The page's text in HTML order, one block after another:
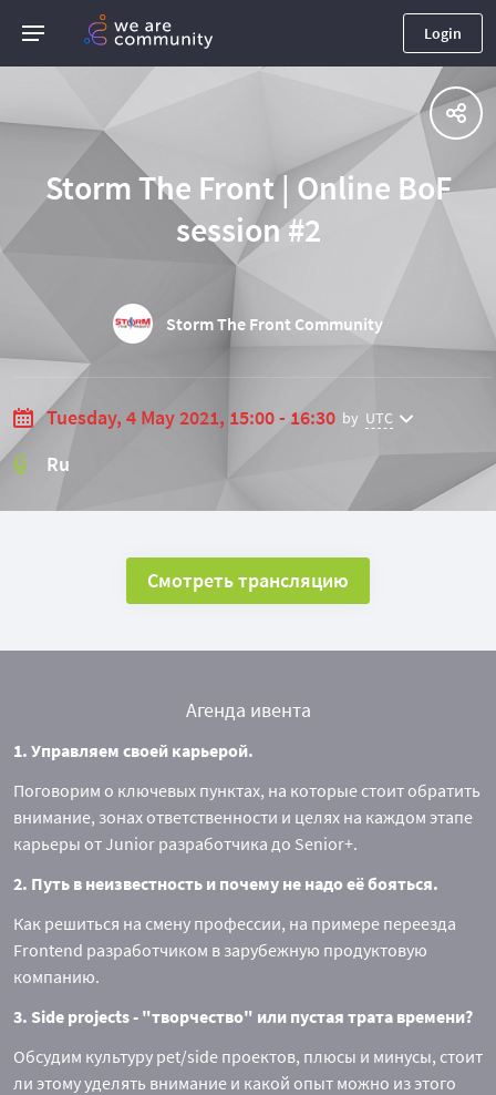
Login
Storm The Front | Online BoF
session #2
Storm The Front Community
Tuesday, 4 May 2021, 15:00 - 16:30 by UTC
Ru
Смотреть трансляцию
Агенда ивента
1. Управляем своей карьерой.
Поговорим о ключевых пунктах, на которые стоит обратить
внимание, зонах ответственности и целях на каждом этапе
карьеры от Junior разработчика до Senior+.
2. Путь в неизвестность и почему не надо её бояться.
Как решиться на смену профессии, на примере переезда
Frontend разработчиком в зарубежную продуктовую
компанию.
3. Side projects - "творчество" или пустая трата времени?
Обсудим культуру pet/side проектов, плюсы и минусы, стоит
ли этому уделять внимание и какой опыт можно из этого